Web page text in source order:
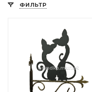
ФИЛЬТР